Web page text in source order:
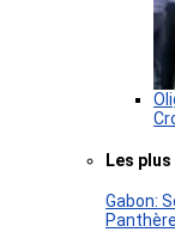
Les plus
Gabon: